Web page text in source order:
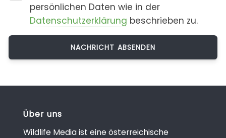
persönlichen Daten wie in der
Datenschutzerklärung beschrieben zu.
Über uns
Wildlife Media ist eine österreichische